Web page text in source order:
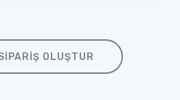
OLUŞTUR